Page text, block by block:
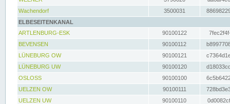
Wachendorf
3500031
ELBESEITENKANAL
ARTLENBURG-ESK
90100122
BEVENSEN
90100112
LÜNEBURG OW
90100121
LÜNEBURG UW
90100120
OSLOSS
90100100
UELZEN OW
90100111
UELZEN UW
90100110